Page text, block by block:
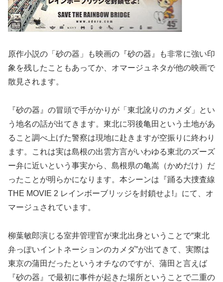
原作小説の「砂の器」も映画の『砂の器』も非常に強い印
象を残したこともあってか、オマージュネタが他の映画で
散見されます。
『砂の器』の冒頭で手がかりが「東北訛りのカメダ」とい
う地名の話が出てきます。東北に羽後亀田という土地があ
ること調べ上げた警察は現地に赴きますが空振りに終わり
ます。これは実は島根の出雲方言がいわゆる東北のズーズ
ー弁に近いという事実から、島根県の亀嵩（かめだけ）だ
ったことが明らかになります。本シーンは『踊る大捜査線
THE MOVIE 2 レインボーブリッジを封鎖せよ!』にて、オ
マージュされています。
柳葉敏郎演じる室井管理官が東北出身ということで“東北
弁っぽいイントネーションのカメダ”が出てきて、実際は
東京の蒲田だったというオチなのですが、蒲田と言えば
『砂の器』で最初に事件が起きた場所ということで二重の